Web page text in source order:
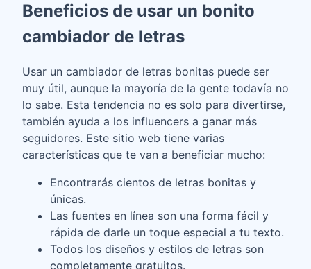
Beneficios de usar un bonito
cambiador de letras
Usar un cambiador de letras bonitas puede ser
muy útil, aunque la mayoría de la gente todavía no
lo sabe. Esta tendencia no es solo para divertirse,
también ayuda a los influencers a ganar más
seguidores. Este sitio web tiene varias
características que te van a beneficiar mucho:
Encontrarás cientos de letras bonitas y
únicas.
Las fuentes en línea son una forma fácil y
rápida de darle un toque especial a tu texto.
Todos los diseños y estilos de letras son
completamente gratuitos.